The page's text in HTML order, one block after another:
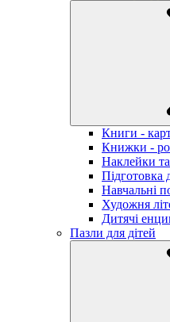
Книги -
Книжки -
Наклейки та
Підготовка
Навчальні
Художня
Дитячі
Пазли для дітей